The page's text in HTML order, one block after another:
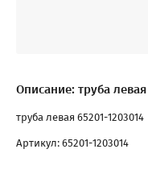
Описание: труба левая
труба левая 65201-1203014
Артикул: 65201-1203014